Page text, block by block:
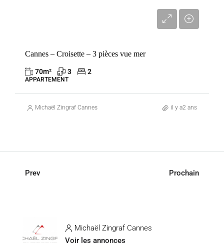
Cannes – Croisette – 3 pièces vue mer
70m² 3 2
APPARTEMENT
Michaël Zingraf Cannes il y a2 ans
Prev Prochain
Michaël Zingraf Cannes
Voir les annonces